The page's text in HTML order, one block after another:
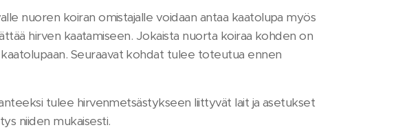
nuoren koiran omistajalle voidaan antaa kaatolupa myös
hirven kaatamiseen. Jokaista nuorta koiraa kohden on
Seuraavat kohdat tulee toteutua ennen
tulee hirvenmetsästykseen liittyvät lait ja asetukset
niiden mukaisesti.